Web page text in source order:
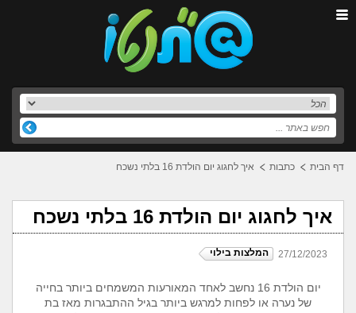
דף הבית כתבות איך לחגוג יום הולדת 16 בלתי נשכח
איך לחגוג יום הולדת 16 בלתי נשכח
27/12/2023 המלצות בילוי
יום הולדת 16 נחשב לאחד המאורעות המשמחים ביותר בחייה
של נערה או לפחות למרגש ביותר בגיל ההתבגרות מאז בת